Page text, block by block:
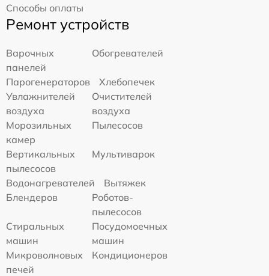
Способы оплаты
Ремонт устройств
Варочных
панелей
Обогревателей
Парогенераторов
Хлебопечек
Увлажнителей
воздуха
Очистителей
воздуха
Морозильных
камер
Пылесосов
Вертикальных
пылесосов
Мультиварок
Водонагревателей
Вытяжек
Блендеров
Роботов-
пылесосов
Стиральных
машин
Посудомоечных
машин
Микроволновых
печей
Кондиционеров